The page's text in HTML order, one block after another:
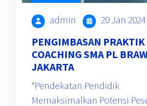
admin 20 Jan 2024
PENGIMBASAN PRAKTIK
COACHING SMA PL
JAKARTA
“Pendekatan Pendidik
Memaksimalkan Potensi